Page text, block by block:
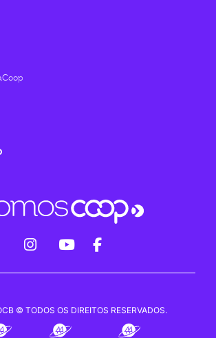
instagram
youtubefacebook-
© TODOS OS DIREITOS RESERVADOS.